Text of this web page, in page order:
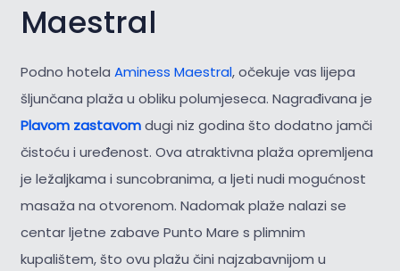
Maestral
Podno hotela Aminess Maestral, očekuje vas lijepa
šljunčana plaža u obliku polumjeseca. Nagrađivana je
Plavom zastavomdugi niz godina što dodatno jamči
čistoću i uređenost. Ova atraktivna plaža opremljena
je ležaljkama i suncobranima, a ljeti nudi mogućnost
masaža na otvorenom. Nadomak plaže nalazi se
centar ljetne zabave Punto Mare s plimnim
kupalištem, što ovu plažu čini najzabavnijom u